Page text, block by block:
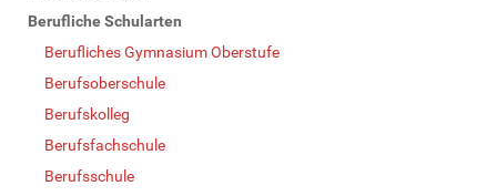
Berufliche Schularten
Berufliches Gymnasium Oberstufe
Berufsoberschule
Berufskolleg
Berufsfachschule
Berufsschule